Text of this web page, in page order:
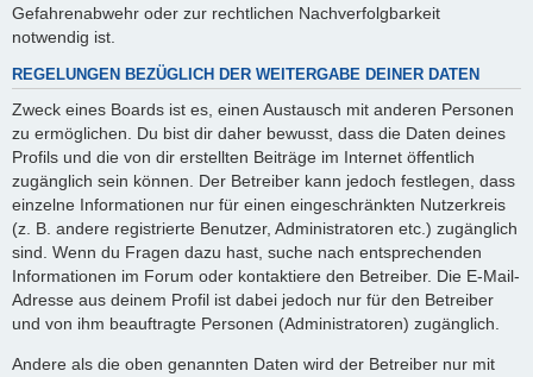
Gefahrenabwehr oder zur rechtlichen Nachverfolgbarkeit
notwendig ist.
REGELUNGEN BEZÜGLICH DER WEITERGABE DEINER DATEN
Zweck eines Boards ist es, einen Austausch mit anderen Personen
zu ermöglichen. Du bist dir daher bewusst, dass die Daten deines
Profils und die von dir erstellten Beiträge im Internet öffentlich
zugänglich sein können. Der Betreiber kann jedoch festlegen, dass
einzelne Informationen nur für einen eingeschränkten Nutzerkreis
(z. B. andere registrierte Benutzer, Administratoren etc.) zugänglich
sind. Wenn du Fragen dazu hast, suche nach entsprechenden
Informationen im Forum oder kontaktiere den Betreiber. Die E-Mail-
Adresse aus deinem Profil ist dabei jedoch nur für den Betreiber
und von ihm beauftragte Personen (Administratoren) zugänglich.
Andere als die oben genannten Daten wird der Betreiber nur mit